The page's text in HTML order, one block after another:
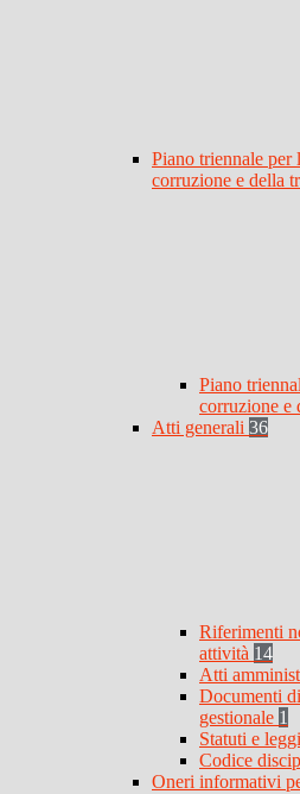
Piano triennale per
corruzione e della
Piano
corruzione e
Atti generali 36
Riferimenti
attività 14
Atti
Documenti
gestionale 1
Statuti e
Codice
Oneri informativi